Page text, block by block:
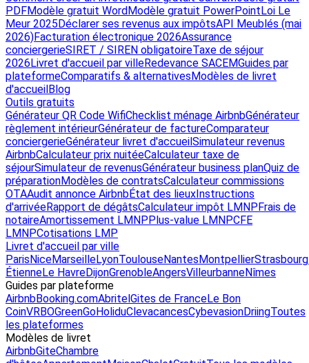
PDFModèle gratuit Word Modèle gratuit PowerPoint Loi Le
Meur 2025 Déclarer ses revenus aux impôtsAPI Meublés (mai
2026)Facturation électronique 2026Assurance
conciergerieSIRET / SIREN obligatoireTaxe de séjour
2026 Livret d'accueil par villeRedevance SACEMGuides par
plateformeComparatifs & alternatives Modèles de livret
d'accueil Blog
Outils gratuits
Générateur QR Code WifiChecklist ménage AirbnbGénérateur
règlement intérieurGénérateur de factureComparateur
conciergerieGénérateur livret d'accueil Simulateur revenus
AirbnbCalculateur prix nuitéeCalculateur taxe de
séjourSimulateur de revenusGénérateur business planQuiz de
préparationModèles de contratsCalculateur commissions
OTAAudit annonce AirbnbÉtat des lieux Instructions
d'arrivéeRapport de dégâtsCalculateur impôt LMNPFrais de
notaireAmortissement LMNPPlus-value LMNPCFE
LMNPCotisations LMP
Livret d'accueil par ville
Paris NiceMarseilleLyonToulouseNantes MontpellierStrasbourg
ÉtienneLe HavreDijonGrenobleAngersVilleurbanneNîmes
Guides par plateforme
AirbnbBooking.comAbritel Gites de FranceLe Bon
CoinVRBOGreenGoHoliduClevacancesCybevasionDriingToutes
les plateformes
Modèles de livret
AirbnbGiteChambre